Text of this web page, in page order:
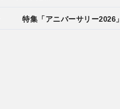
特集「アニバーサリー2026」